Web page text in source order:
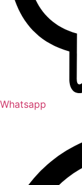
Whatsapp